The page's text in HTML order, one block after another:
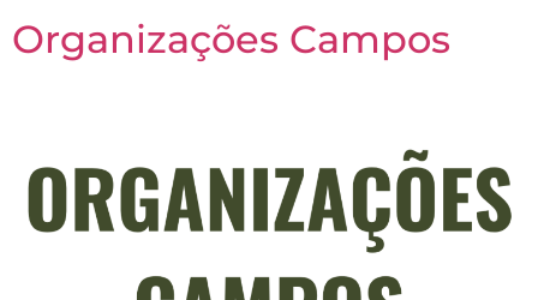
Organizações Campos